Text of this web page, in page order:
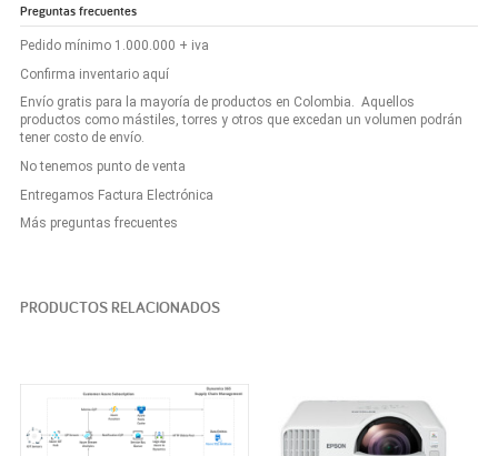
Preguntas frecuentes
Pedido mínimo 1.000.000 + iva
Confirma inventario aquí
Envío gratis para la mayoría de productos en Colombia. Aquellos
productos como mástiles, torres y otros que excedan un volumen podrán
tener costo de envío.
No tenemos punto de venta
Entregamos Factura Electrónica
Más preguntas frecuentes
PRODUCTOS RELACIONADOS